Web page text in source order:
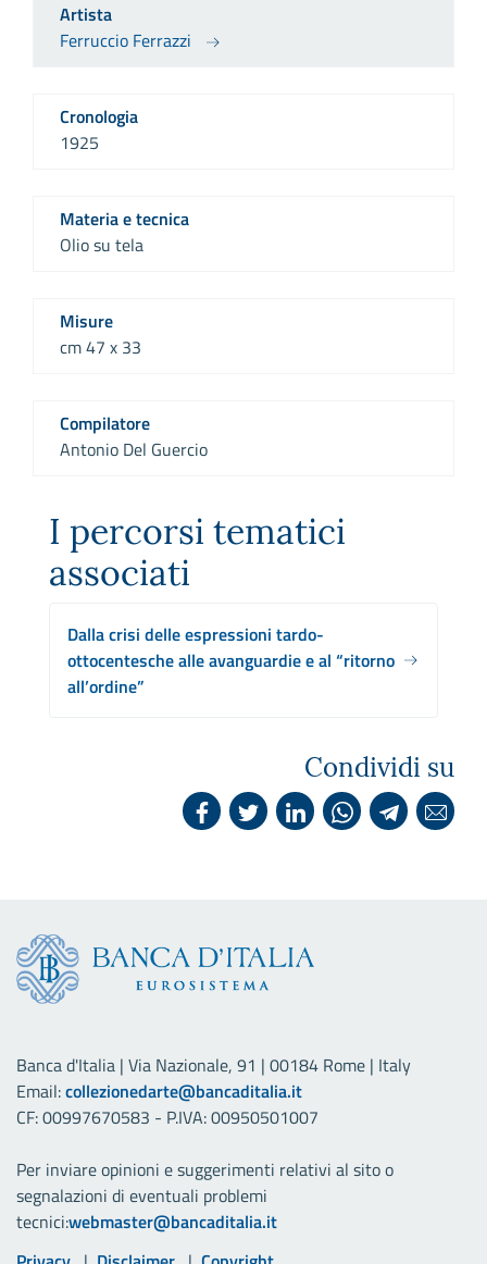
Artista
Ferruccio Ferrazzi
Cronologia
1925
Materia e tecnica
Olio su tela
Misure
cm 47 x 33
Compilatore
Antonio Del Guercio
I percorsi tematici
associati
Dalla crisi delle espressioni tardo-
ottocentesche alle avanguardie e al “ritorno
all’ordine”
Condividi su
Banca d'Italia | Via Nazionale, 91 | 00184 Rome | Italy
Email:collezionedarte@bancaditalia.it
CF: 00997670583 - P.IVA: 00950501007
Per inviare opinioni e suggerimenti relativi al sito o
segnalazioni di eventuali problemi
tecnici:webmaster@bancaditalia.it